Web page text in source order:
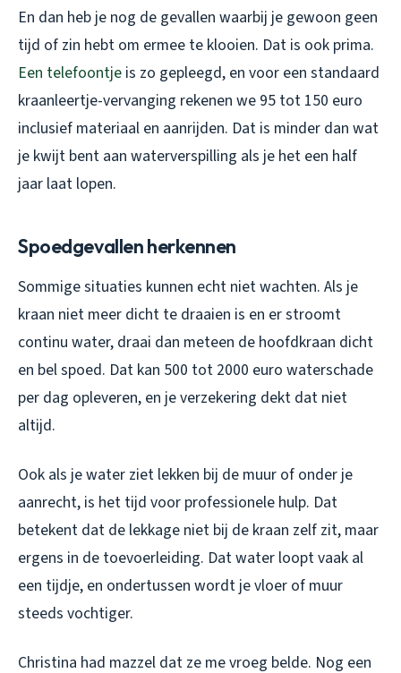
En dan heb je nog de gevallen waarbij je gewoon geen
tijd of zin hebt om ermee te klooien. Dat is ook prima.
Een telefoontje is zo gepleegd, en voor een standaard
kraanleertje-vervanging rekenen we 95 tot 150 euro
inclusief materiaal en aanrijden. Dat is minder dan wat
je kwijt bent aan waterverspilling als je het een half
jaar laat lopen.
Spoedgevallen herkennen
Sommige situaties kunnen echt niet wachten. Als je
kraan niet meer dicht te draaien is en er stroomt
continu water, draai dan meteen de hoofdkraan dicht
en bel spoed. Dat kan 500 tot 2000 euro waterschade
per dag opleveren, en je verzekering dekt dat niet
altijd.
Ook als je water ziet lekken bij de muur of onder je
aanrecht, is het tijd voor professionele hulp. Dat
betekent dat de lekkage niet bij de kraan zelf zit, maar
ergens in de toevoerleiding. Dat water loopt vaak al
een tijdje, en ondertussen wordt je vloer of muur
steeds vochtiger.
Christina had mazzel dat ze me vroeg belde. Nog een